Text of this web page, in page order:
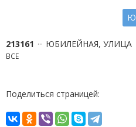
Ю
213161 ЮБИЛЕЙНАЯ, УЛИЦА
ВСЕ
Поделиться страницей: